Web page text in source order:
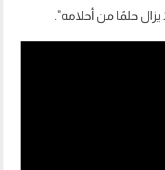
حلمًا من أحلامه".